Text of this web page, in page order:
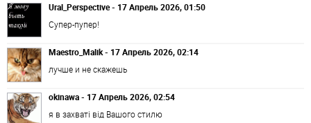
Ural_Perspective - 17 Апрель 2026, 01:50
Супер-пупер!
Maestro_Malik - 17 Апрель 2026, 02:14
лучше и не скажешь
okinawa - 17 Апрель 2026, 02:54
я в захваті від Вашого стилю